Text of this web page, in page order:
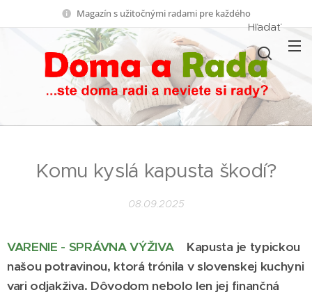
Magazín s užitočnými radami pre každého
Hľadať
Komu kyslá kapusta škodí?
08.09.2025
VARENIE - SPRÁVNA VÝŽIVA
Kapusta je typickou
našou potravinou, ktorá trónila v slovenskej kuchyni
vari odjakživa. Dôvodom nebolo len jej finančná